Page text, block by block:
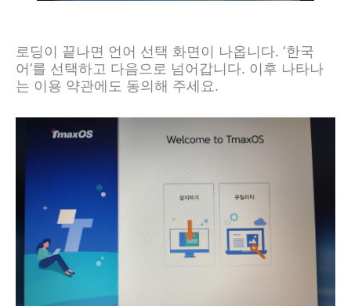
로딩이 끝나면 언어 선택 화면이 나옵니다. ‘한국
어’를 선택하고 다음으로 넘어갑니다. 이후 나타나
는 이용 약관에도 동의해 주세요.